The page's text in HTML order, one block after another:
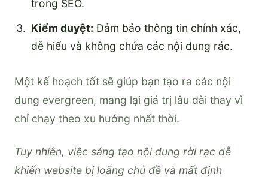
trong SEO.
Kiểm duyệt: Đảm bảo thông tin chính xác,
dễ hiểu và không chứa các nội dung rác.
Một kế hoạch tốt sẽ giúp bạn tạo ra các nội
dung evergreen, mang lại giá trị lâu dài thay vì
chỉ chạy theo xu hướng nhất thời.
Tuy nhiên, việc sáng tạo nội dung rời rạc dễ
khiến website bị loãng chủ đề và mất định